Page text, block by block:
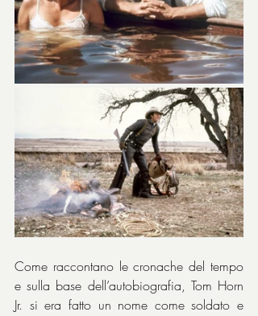
Come raccontano le cronache del tempo
e sulla base dell’autobiografia, Tom Horn
Jr. si era fatto un nome come soldato e